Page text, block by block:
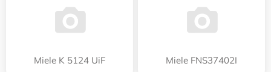
Miele K 5124 UiF Miele FNS37402I